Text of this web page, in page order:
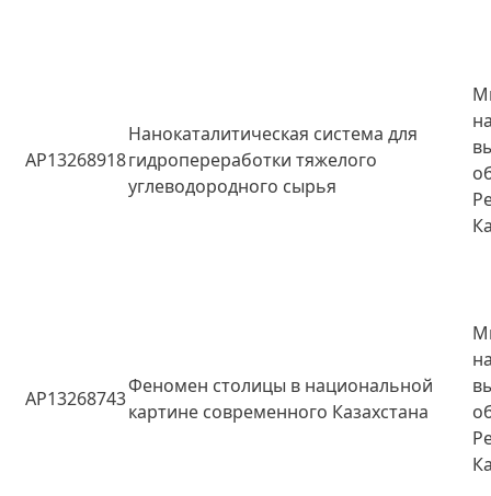
AP13268918
Нанокаталитическая система для
гидропереработки тяжелого
углеводородного сырья
AP13268743
Феномен столицы в национальной
картине современного Казахстана